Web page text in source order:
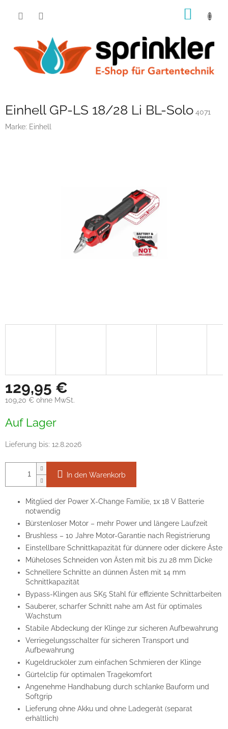
Einhell GP-LS 18/28 Li BL-Solo 4071
Marke: Einhell
129,95 €
109,20 € ohne MwSt.
Auf Lager
Lieferung bis: 12.8.2026
In den Warenkorb
Mitglied der Power X-Change Familie, 1x 18 V Batterie
notwendig
Bürstenloser Motor – mehr Power und längere Laufzeit
Brushless – 10 Jahre Motor-Garantie nach Registrierung
Einstellbare Schnittkapazität für dünnere oder dickere Äste
Müheloses Schneiden von Ästen mit bis zu 28 mm Dicke
Schnellere Schnitte an dünnen Ästen mit 14 mm
Schnittkapazität
Bypass-Klingen aus SK5 Stahl für effiziente Schnittarbeiten
Sauberer, scharfer Schnitt nahe am Ast für optimales
Wachstum
Stabile Abdeckung der Klinge zur sicheren Aufbewahrung
Verriegelungsschalter für sicheren Transport und
Aufbewahrung
Kugeldrucköler zum einfachen Schmieren der Klinge
Gürtelclip für optimalen Tragekomfort
Angenehme Handhabung durch schlanke Bauform und
Softgrip
Lieferung ohne Akku und ohne Ladegerät (separat
erhältlich)